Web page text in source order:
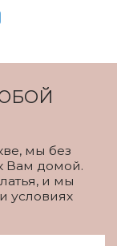
мы без
Вам домой.
и мы
условиях